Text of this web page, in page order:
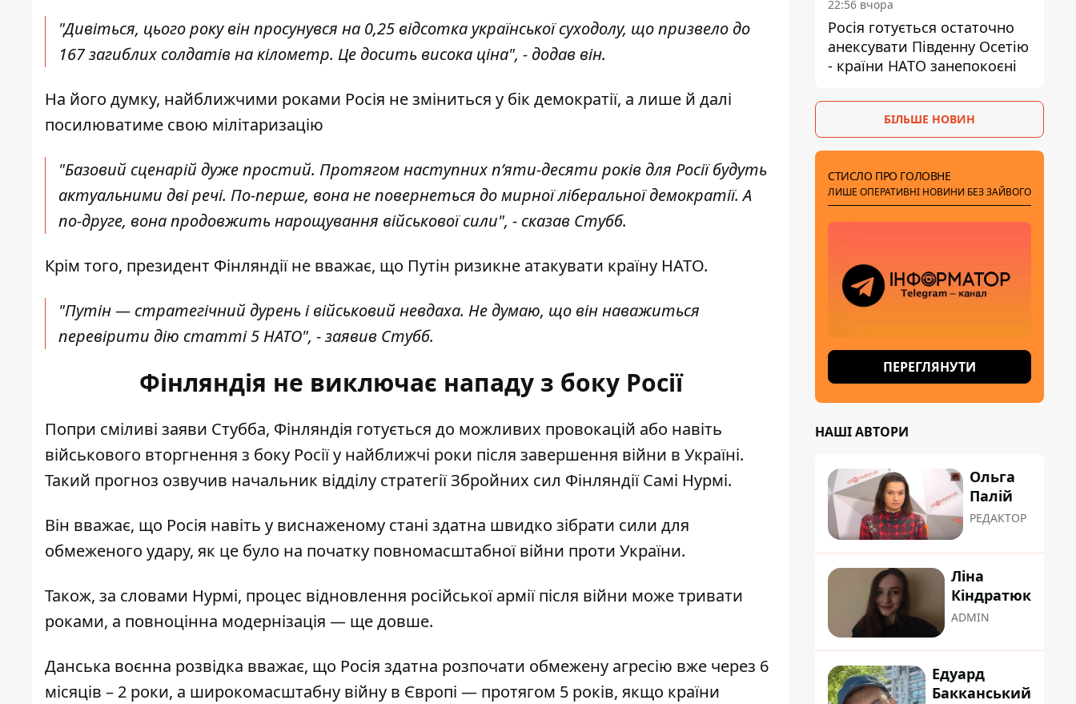
"Дивіться, цього року він просунувся на 0,25 відсотка української суходолу, що призвело до
167 загиблих солдатів на кілометр. Це досить висока ціна", - додав він.
На його думку, найближчими роками Росія не зміниться у бік демократії, а лише й далі
посилюватиме свою мілітаризацію
"Базовий сценарій дуже простий. Протягом наступних п’яти-десяти років для Росії будуть
актуальними дві речі. По-перше, вона не повернеться до мирної ліберальної демократії. А
по-друге, вона продовжить нарощування військової сили", - сказав Стубб.
Крім того, президент Фінляндії не вважає, що Путін ризикне атакувати країну НАТО.
"Путін — стратегічний дурень і військовий невдаха. Не думаю, що він наважиться
перевірити дію статті 5 НАТО", - заявив Стубб.
Фінляндія не виключає нападу з боку Росії
Попри сміливі заяви Стубба, Фінляндія готується до можливих провокацій або навіть
військового вторгнення з боку Росіїу найближчі роки після завершення війни в Україні.
Такий прогноз озвучив начальник відділу стратегії Збройних сил Фінляндії Самі Нурмі.
Він вважає, що Росія навіть у виснаженому стані здатна швидко зібрати сили для
обмеженого удару, як це було на початку повномасштабної війни проти України.
Також, за словами Нурмі, процес відновлення російської армії після війни може тривати
роками, а повноцінна модернізація — ще довше.
Данська воєнна розвідка вважає, що Росія здатна розпочати обмежену агресію вже через 6
місяців – 2 роки, а широкомасштабну війну в Європі — протягом 5 років, якщо країни
22:56 вчора
Росія готується остаточно
анексувати Південну Осетію
- країни НАТО занепокоєні
БІЛЬШЕ НОВИН
СТИСЛО ПРО ГОЛОВНЕ
ЛИШЕ ОПЕРАТИВНІ НОВИНИ БЕЗ ЗАЙВОГО
ПЕРЕГЛЯНУТИ
НАШІ АВТОРИ
Ольга
Палій
РЕДАКТОР
Ліна
Кіндратюк
ADMIN
Едуард
Бакканський